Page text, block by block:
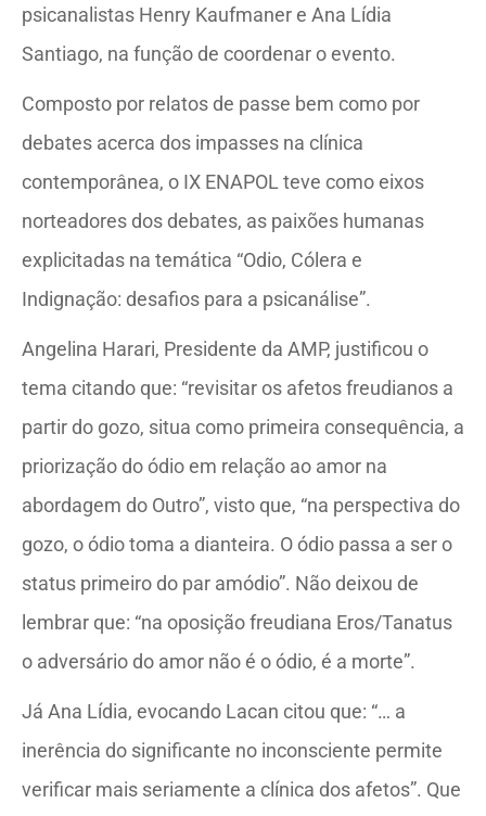
psicanalistas Henry Kaufmaner e Ana Lídia
Santiago, na função de coordenar o evento.
Composto por relatos de passe bem como por
debates acerca dos impasses na clínica
contemporânea, o IX ENAPOL teve como eixos
norteadores dos debates, as paixões humanas
explicitadas na temática “Odio, Cólera e
Indignação: desafios para a psicanálise”.
Angelina Harari, Presidente da AMP, justificou o
tema citando que: “revisitar os afetos freudianos a
partir do gozo, situa como primeira consequência, a
priorização do ódio em relação ao amor na
abordagem do Outro”, visto que, “na perspectiva do
gozo, o ódio toma a dianteira. O ódio passa a ser o
status primeiro do par amódio”. Não deixou de
lembrar que: “na oposição freudiana Eros/Tanatus
o adversário do amor não é o ódio, é a morte”.
Já Ana Lídia, evocando Lacan citou que: “… a
inerência do significante no inconsciente permite
verificar mais seriamente a clínica dos afetos”. Que